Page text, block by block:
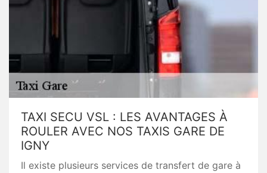
TAXI SECU VSL : LES AVANTAGES À
ROULER AVEC NOS TAXIS GARE DE
IGNY
Il existe plusieurs services de transfert de gare à